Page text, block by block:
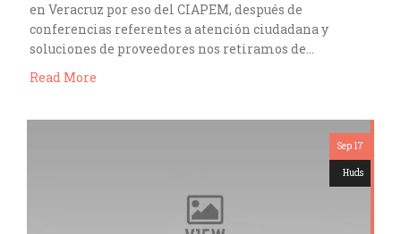
en Veracruz por eso del CIAPEM, después de
conferencias referentes a atención ciudadana y
soluciones de proveedores nos retiramos de…
Read More
Sep 17
Huds